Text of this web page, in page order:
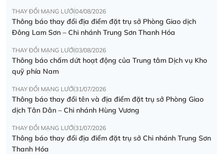
THAY ĐỔI MẠNG LƯỚI04/08/2026
Thông báo thay đổi địa điểm đặt trụ sở Phòng Giao dịch
Đông Lam Sơn – Chi nhánh Trung Sơn Thanh Hóa
THAY ĐỔI MẠNG LƯỚI03/08/2026
Thông báo chấm dứt hoạt động của Trung tâm Dịch vụ Kho
quỹ phía Nam
THAY ĐỔI MẠNG LƯỚI 31/07/2026
Thông báo thay đổi tên và địa điểm đặt trụ sở Phòng Giao
dịch Tân Dân – Chi nhánh Hùng Vương
THAY ĐỔI MẠNG LƯỚI 31/07/2026
Thông báo thay đổi địa điểm đặt trụ sở Chi nhánh Trung Sơn
Thanh Hóa